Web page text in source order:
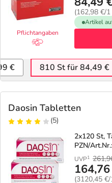
Pflichtangaben
(162,98 €/1
Artikel
€ 810 St für 84,49 €
Daosin Tabletten
(5)
2x120 St,
PZN/
UVP1
(3120,45